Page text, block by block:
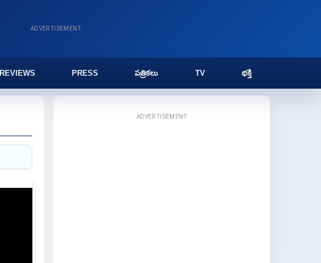
ADVERTISEMENT
REVIEWS PRESS పత్రికలు TV భక్తి
ADVERTISEMENT